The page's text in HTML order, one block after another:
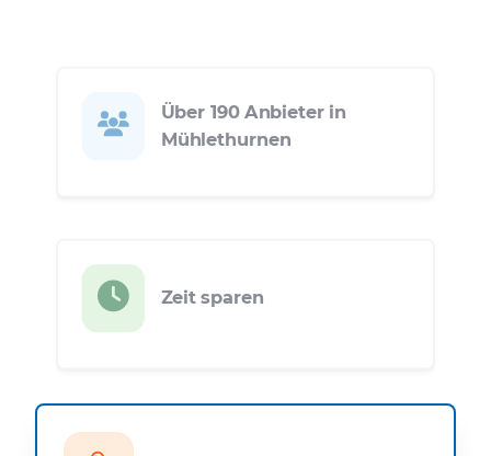
Über 190 Anbieter in
Mühlethurnen
Zeit sparen